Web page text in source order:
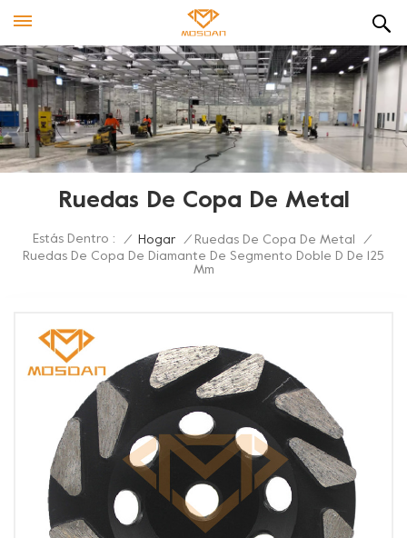
Ruedas De Copa De Metal
Estás Dentro : / Hogar / Ruedas De Copa De Metal
/
Ruedas De Copa De Diamante De Segmento Doble D De 125
Mm